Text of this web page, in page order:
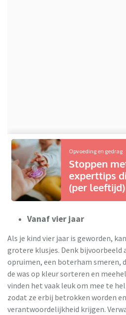
Opvoeding en gedrag
Stoppen
experttips
(per leeftijd)
Vanaf vier jaar
Als je kind vier jaar is geworden,
grotere klusjes. Denk bijvoorbeeld
opruimen, een boterham smeren,
de was op kleur sorteren en
vinden het vaak leuk om mee te
zodat ze erbij betrokken worden
verantwoordelijkheid krijgen.